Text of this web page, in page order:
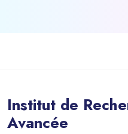
Institut de
Avancée